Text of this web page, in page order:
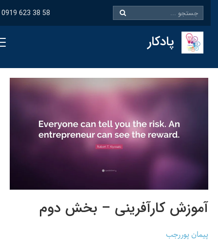
0919 623 38 58
پادکار
آموزش کارآفرینی – بخش دوم
پیمان پوررجب